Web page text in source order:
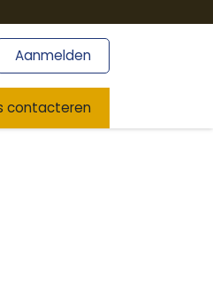
Aanmelden
contacteren